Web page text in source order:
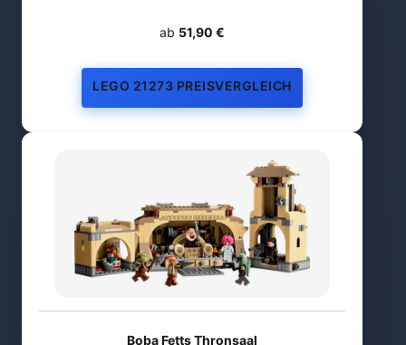
ab 51,90 €
LEGO 21273 PREISVERGLEICH
Boba Fetts Thronsaal